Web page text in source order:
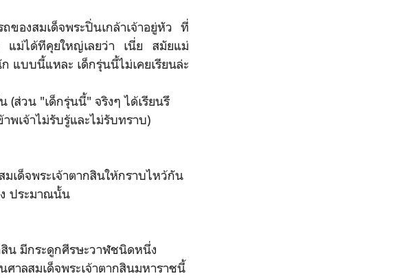
องสมเด็จพระปิ่นเกล้าเจ้าอยู่หัว ที่
แม่ได้ทีคุยใหญ่เลยว่า เนี่ย สมัยแม่
แบบนี้แหละ เด็กรุ่นนี้ไม่เคยเรียนล่ะ
ส่วน "เด็กรุ่นนี้" จริงๆ ได้เรียนรึ
พเจ้าไม่รับรู้และไม่รับทราบ)
เด็จพระเจ้าตากสินให้กราบไหว้กัน
ประมาณนั้น
น มีกระดูกศีรษะวาฬชนิดหนึ่ง
าลสมเด็จพระเจ้าตากสินมหาราชนี้